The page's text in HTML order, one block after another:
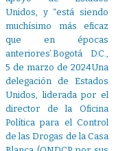
Unidos, y “está siendo
muchísimo más eficaz
que en épocas
anteriores’.Bogotá D.C.,
5 de marzo de 2024Una
delegación de Estados
Unidos, liderada por el
director de la Oficina
Política para el Control
de las Drogas de la Casa